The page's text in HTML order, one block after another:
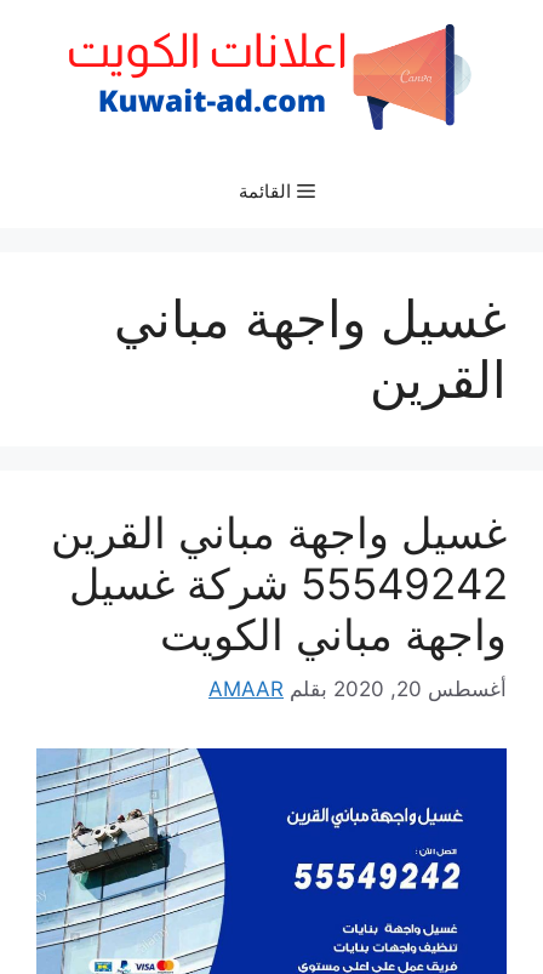
القائمة
غسيل واجهة مباني
القرين
غسيل واجهة مباني القرين
55549242 شركة غسيل
واجهة مباني الكويت
أغسطس 20, 2020 بقلم AMAAR